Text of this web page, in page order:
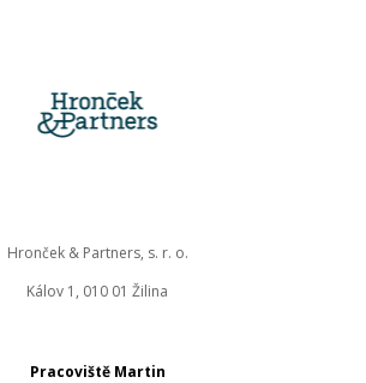
Pracoviště Martin
Hronček & Partners, s. r. o.
Kálov 1, 010 01 Žilina